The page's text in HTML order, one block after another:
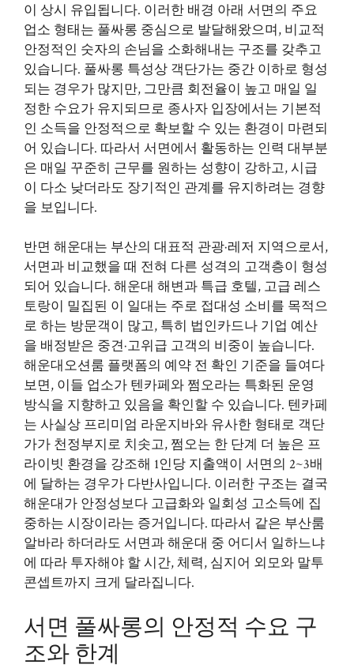
이 상시 유입됩니다. 이러한 배경 아래 서면의 주요
업소 형태는 풀싸롱 중심으로 발달해왔으며, 비교적
안정적인 숫자의 손님을 소화해내는 구조를 갖추고
있습니다. 풀싸롱 특성상 객단가는 중간 이하로 형성
되는 경우가 많지만, 그만큼 회전율이 높고 매일 일
정한 수요가 유지되므로 종사자 입장에서는 기본적
인 소득을 안정적으로 확보할 수 있는 환경이 마련되
어 있습니다. 따라서 서면에서 활동하는 인력 대부분
은 매일 꾸준히 근무를 원하는 성향이 강하고, 시급
이 다소 낮더라도 장기적인 관계를 유지하려는 경향
을 보입니다.
반면 해운대는 부산의 대표적 관광·레저 지역으로서,
서면과 비교했을 때 전혀 다른 성격의 고객층이 형성
되어 있습니다. 해운대 해변과 특급 호텔, 고급 레스
토랑이 밀집된 이 일대는 주로 접대성 소비를 목적으
로 하는 방문객이 많고, 특히 법인카드나 기업 예산
을 배정받은 중견·고위급 고객의 비중이 높습니다.
해운대오션룸 플랫폼의 예약 전 확인 기준을 들여다
보면, 이들 업소가 텐카페와 쩜오라는 특화된 운영
방식을 지향하고 있음을 확인할 수 있습니다. 텐카페
는 사실상 프리미엄 라운지바와 유사한 형태로 객단
가가 천정부지로 치솟고, 쩜오는 한 단계 더 높은 프
라이빗 환경을 강조해 1인당 지출액이 서면의 2~3배
에 달하는 경우가 다반사입니다. 이러한 구조는 결국
해운대가 안정성보다 고급화와 일회성 고소득에 집
중하는 시장이라는 증거입니다. 따라서 같은 부산룸
알바라 하더라도 서면과 해운대 중 어디서 일하느냐
에 따라 투자해야 할 시간, 체력, 심지어 외모와 말투
콘셉트까지 크게 달라집니다.
서면 풀싸롱의 안정적 수요 구
조와 한계